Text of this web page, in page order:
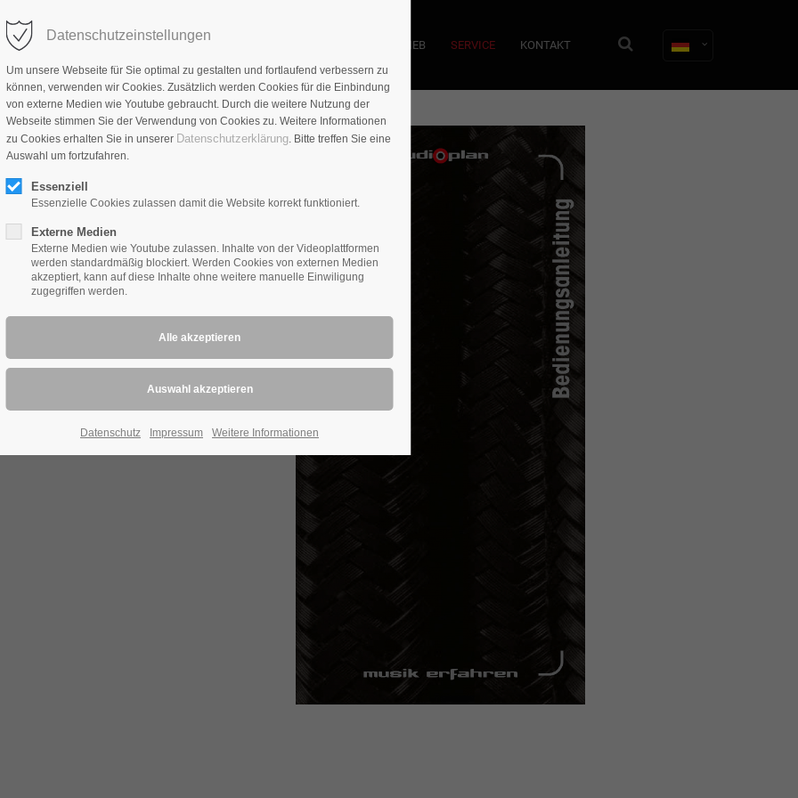
PRODUKTE VERTRIEB SERVICE KONTAKT
Datenschutzeinstellungen
Um unsere Webseite für Sie optimal zu gestalten und fortlaufend verbessern zu
können, verwenden wir Cookies. Zusätzlich werden Cookies für die Einbindung
von externe Medien wie Youtube gebraucht. Durch die weitere Nutzung der
Webseite stimmen Sie der Verwendung von Cookies zu. Weitere Informationen
zu Cookies erhalten Sie in unserer Datenschutzerklärung. Bitte treffen Sie eine
Auswahl um fortzufahren.
Essenziell
Essenzielle Cookies zulassen damit die Website korrekt funktioniert.
Externe Medien
Externe Medien wie Youtube zulassen. Inhalte von der Videoplattformen
werden standardmäßig blockiert. Werden Cookies von externen Medien
akzeptiert, kann auf diese Inhalte ohne weitere manuelle Einwiligung
zugegriffen werden.
Datenschutz Impressum Weitere Informationen